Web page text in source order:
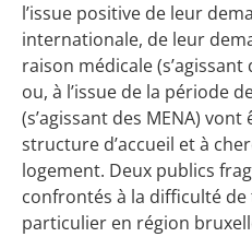
l’issue positive de leur
internationale, de leur
raison médicale
ou, à l’issue de la période
(s’agissant des MENA)
structure d’accueil et à
logement. Deux publics
confrontés à la difficulté
particulier en région